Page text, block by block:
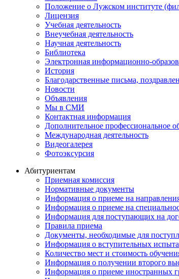
Положение о Лужском институте
Лицензия
Учебная деятельность
Внеучебная деятельность
Научная деятельность
Библиотека
Электронная информационно-
История
Благодарственные письма,
Новости
Объявления
Мы в СМИ
Контактная информация
Дополнительное профессиональное
Международная деятельность
Видеогалерея
Фотоэксурсия
Абитуриентам
Приемная комиссия
Нормативные документы
Информация о приеме на
Информация о приеме на
Информация для поступающих на
Правила приема
Документы, необходимые для
Информация о вступительных
Количество мест и стоимость
Информация о получении второго
Информация о приеме иностранных